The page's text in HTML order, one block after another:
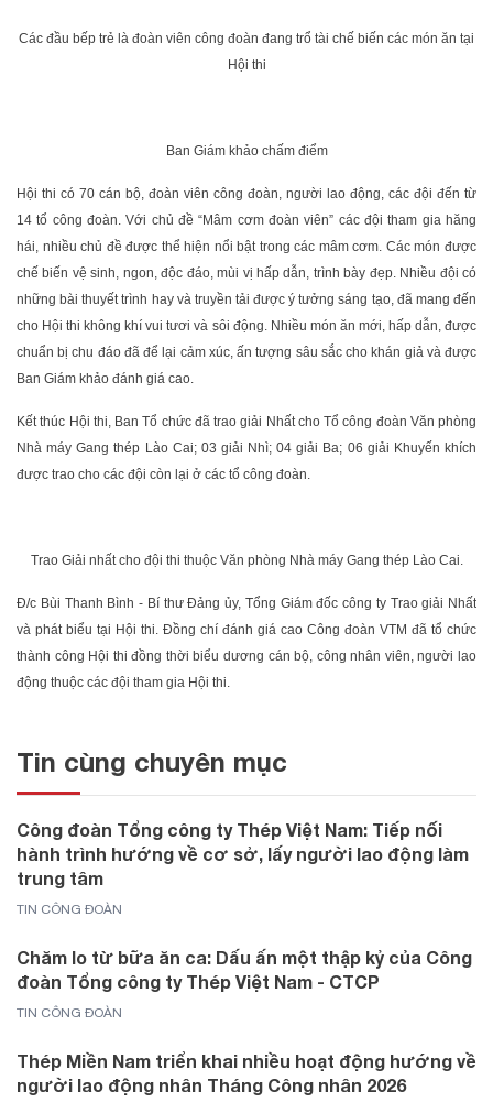
Các đầu bếp trẻ là đoàn viên công đoàn đang trổ tài chế biến các món ăn tại
Hội thi
Ban Giám khảo chấm điểm
Hội thi có 70 cán bộ, đoàn viên công đoàn, người lao động, các đội đến từ
14 tổ công đoàn. Với chủ đề “Mâm cơm đoàn viên” các đội tham gia hăng
hái, nhiều chủ đề được thể hiện nổi bật trong các mâm cơm. Các món được
chế biến vệ sinh, ngon, độc đáo, mùi vị hấp dẫn, trình bày đẹp. Nhiều đội có
những bài thuyết trình hay và truyền tải được ý tưởng sáng tạo, đã mang đến
cho Hội thi không khí vui tươi và sôi động. Nhiều món ăn mới, hấp dẫn, được
chuẩn bị chu đáo đã để lại cảm xúc, ấn tượng sâu sắc cho khán giả và được
Ban Giám khảo đánh giá cao.
Kết thúc Hội thi, Ban Tổ chức đã trao giải Nhất cho Tổ công đoàn Văn phòng
Nhà máy Gang thép Lào Cai; 03 giải Nhì; 04 giải Ba; 06 giải Khuyến khích
được trao cho các đội còn lại ở các tổ công đoàn.
Trao Giải nhất cho đội thi thuộc Văn phòng Nhà máy Gang thép Lào Cai.
Đ/c Bùi Thanh Bình - Bí thư Đảng ủy, Tổng Giám đốc công ty Trao giải Nhất
và phát biểu tại Hội thi. Đồng chí đánh giá cao Công đoàn VTM đã tổ chức
thành công Hội thi đồng thời biểu dương cán bộ, công nhân viên, người lao
động thuộc các đội tham gia Hội thi.
Tin cùng chuyên mục
Công đoàn Tổng công ty Thép Việt Nam: Tiếp nối
hành trình hướng về cơ sở, lấy người lao động làm
trung tâm
TIN CÔNG ĐOÀN
Chăm lo từ bữa ăn ca: Dấu ấn một thập kỷ của Công
đoàn Tổng công ty Thép Việt Nam - CTCP
TIN CÔNG ĐOÀN
Thép Miền Nam triển khai nhiều hoạt động hướng về
người lao động nhân Tháng Công nhân 2026